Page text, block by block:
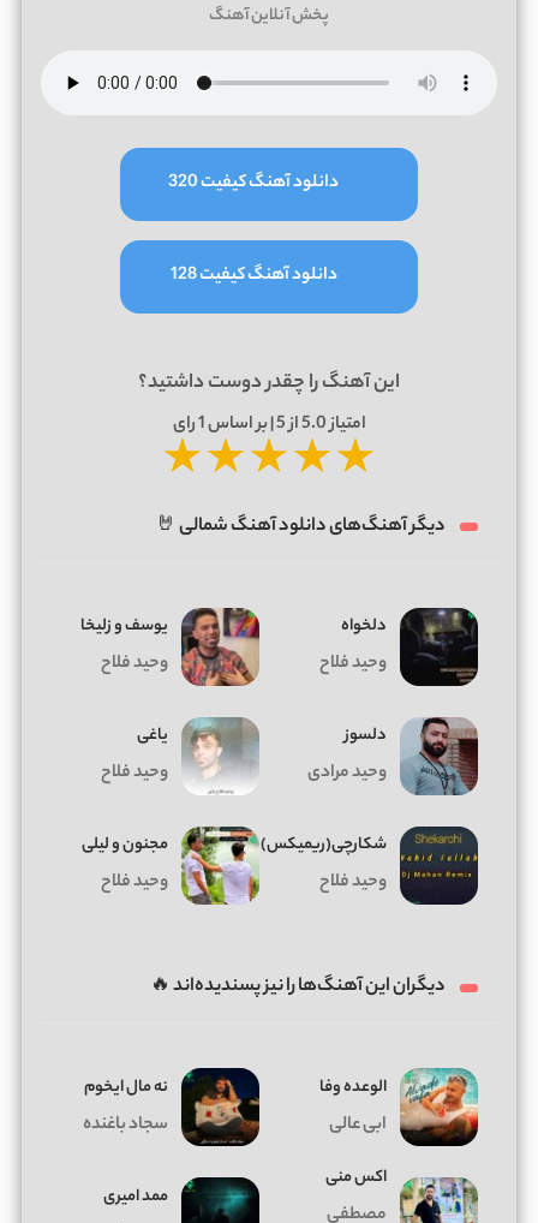
پخش آنلاین آهنگ
دانلود آهنگ کیفیت 320
دانلود آهنگ کیفیت 128
این آهنگ را چقدر دوست داشتید؟
امتیاز5.0از 5 | بر اساس 1رای
★★★★★
دیگر آهنگ‌های دانلود آهنگ شمالی 🤘
دلخواه
وحید فلاح
یوسف و زلیخا
وحید فلاح
دلسوز
وحید مرادی
یاغی
وحید فلاح
شکارچی(ریمیکس)
وحید فلاح
مجنون و لیلی
وحید فلاح
دیگران این آهنگ‌ها را نیز پسندیده‌اند 🔥
الوعده وفا
ابی عالی
ﻧﻪ ﻣﺎل اﻳﺨﻮم
سجاد باغنده
اکس منی
مصطفی
ممد امیری